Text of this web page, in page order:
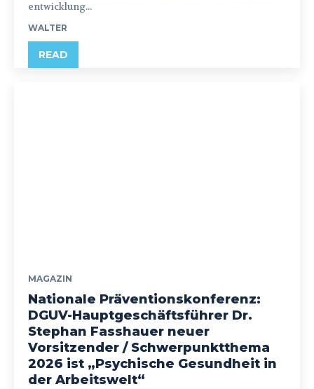
entwicklung...
WALTER
READ
MAGAZIN
Nationale Präventionskonferenz:
DGUV-Hauptgeschäftsführer Dr.
Stephan Fasshauer neuer
Vorsitzender / Schwerpunktthema
2026 ist „Psychische Gesundheit in
der Arbeitswelt“